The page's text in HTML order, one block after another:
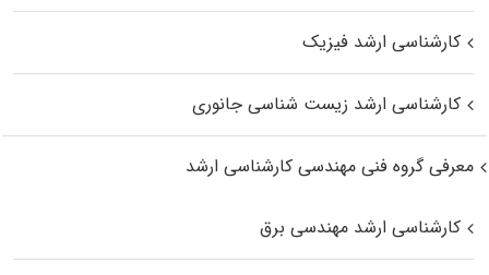
کارشناسی ارشد فیزیک
کارشناسی ارشد زیست‌ شناسی جانوری
معرفی گروه فنی مهندسی کارشناسی ارشد
کارشناسی ارشد مهندسی برق